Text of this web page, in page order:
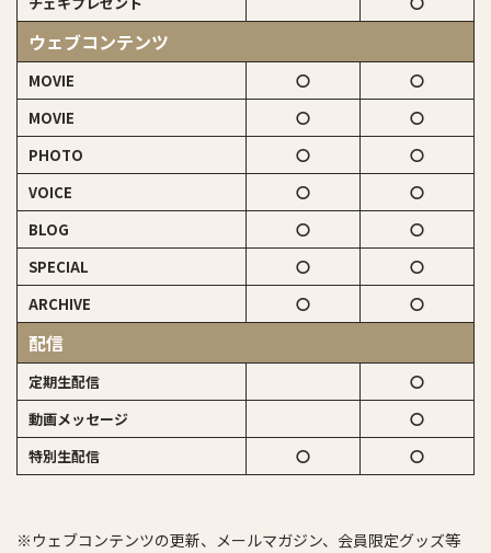
ウェブコンテンツ
MOVIE 〇
〇
MOVIE
〇
〇
PHOTO
〇
〇
VOICE
〇
〇
BLOG
〇
〇
SPECIAL
〇
〇
ARCHIVE
〇 〇
配信
定期生配信
〇
動画メッセージ
〇
特別生配信
〇 〇
※ウェブコンテンツの更新、メールマガジン、会員限定グッズ等